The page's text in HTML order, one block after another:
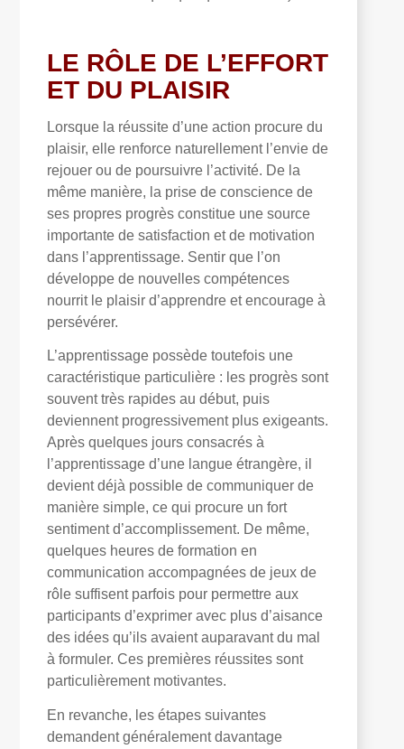
LE RÔLE DE L’EFFORT
ET DU PLAISIR
Lorsque la réussite d’une action procure du
plaisir, elle renforce naturellement l’envie de
rejouer ou de poursuivre l’activité. De la
même manière, la prise de conscience de
ses propres progrès constitue une source
importante de satisfaction et de motivation
dans l’apprentissage. Sentir que l’on
développe de nouvelles compétences
nourrit le plaisir d’apprendre et encourage à
persévérer.
L’apprentissage possède toutefois une
caractéristique particulière : les progrès sont
souvent très rapides au début, puis
deviennent progressivement plus exigeants.
Après quelques jours consacrés à
l’apprentissage d’une langue étrangère, il
devient déjà possible de communiquer de
manière simple, ce qui procure un fort
sentiment d’accomplissement. De même,
quelques heures de formation en
communication accompagnées de jeux de
rôle suffisent parfois pour permettre aux
participants d’exprimer avec plus d’aisance
des idées qu’ils avaient auparavant du mal
à formuler. Ces premières réussites sont
particulièrement motivantes.
En revanche, les étapes suivantes
demandent généralement davantage